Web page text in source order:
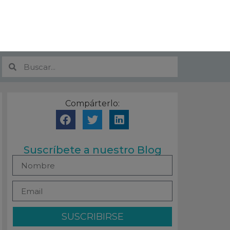
Compárterlo:
Suscríbete a nuestro Blog
SUSCRIBIRSE